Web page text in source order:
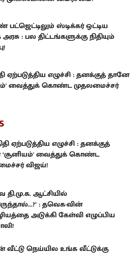
ஸ்டிக்கர் ஒட்டிய
: பல திட்டங்களுக்கு நிதியும்
ஏற்படுத்திய எழுச்சி : தனக்குத் தானே
வைத்துக் கொண்ட முதலமைச்சர்
ஏற்படுத்திய எழுச்சி : தனக்குத்
‘சூனியம்' வைத்துக் கொண்ட
விஜய்!
தி.மு.க. ஆட்சியில்
: தவெக-வின்
அடுக்கி கேள்வி எழுப்பிய
வீட்டு நெய்யில உங்க வீட்டுக்கு